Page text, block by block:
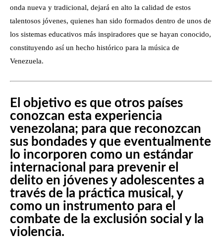
onda nueva y tradicional, dejará en alto la calidad de estos
talentosos jóvenes, quienes han sido formados dentro de unos de
los sistemas educativos más inspiradores que se hayan conocido,
constituyendo así un hecho histórico para la música de
Venezuela.
El objetivo es que otros países
conozcan esta experiencia
venezolana; para que reconozcan
sus bondades y que eventualmente
lo incorporen como un estándar
internacional para prevenir el
delito en jóvenes y adolescentes a
través de la práctica musical, y
como un instrumento para el
combate de la exclusión social y la
violencia.